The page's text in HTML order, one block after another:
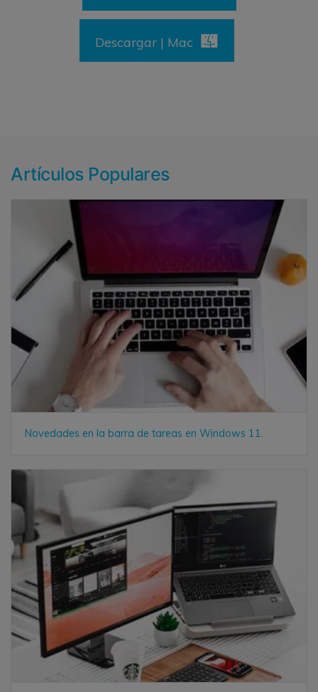
Descargar | Mac
Artículos Populares
Novedades en la barra de tareas en Windows 11.